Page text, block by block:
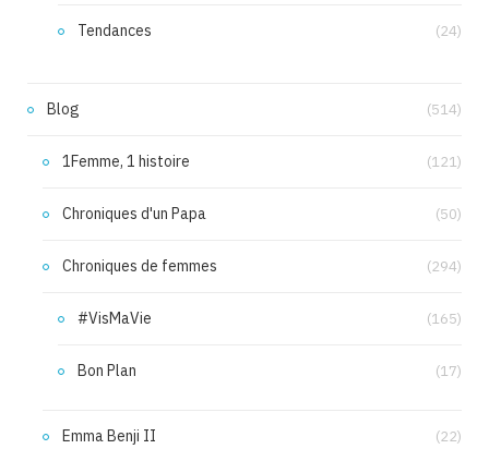
Tendances (24)
Blog (514)
1Femme, 1 histoire (121)
Chroniques d'un Papa (50)
Chroniques de femmes (294)
#VisMaVie (165)
Bon Plan (17)
Emma Benji II (22)